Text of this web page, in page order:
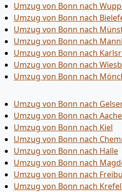
Umzug von Bonn nach
Umzug von Bonn nach
Umzug von Bonn nach
Umzug von Bonn nach
Umzug von Bonn nach
Umzug von Bonn nach
Umzug von Bonn nach
Umzug von Bonn nach
Umzug von Bonn nach
Umzug von Bonn nach Kiel
Umzug von Bonn nach
Umzug von Bonn nach Halle
Umzug von Bonn nach
Umzug von Bonn nach
Umzug von Bonn nach